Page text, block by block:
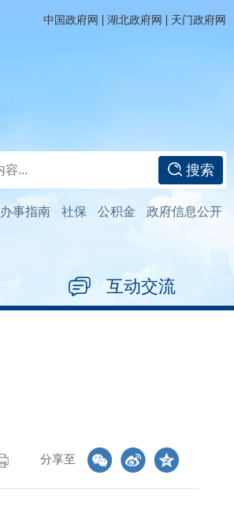
中国政府网 | 湖北政府网 | 天门政府网
搜索
办事指南 社保 公积金 政府信息公开
互动交流
分享至